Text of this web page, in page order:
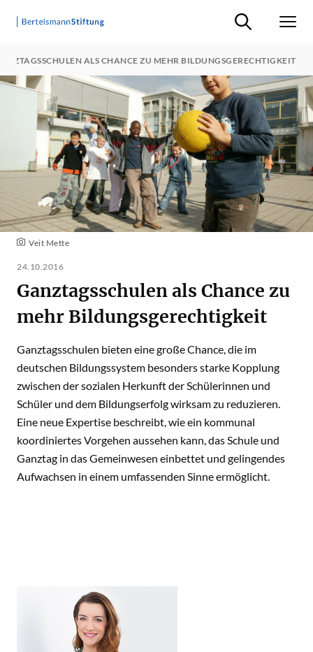
Suche ein-/
ALS CHANCE ZU MEHR BILDUNGSGERECHTIGKEIT
Veit Mette
24.10.2016
Ganztagsschulen als Chance zu
mehr Bildungsgerechtigkeit
Ganztagsschulen bieten eine große Chance, die im
deutschen Bildungssystem besonders starke Kopplung
zwischen der sozialen Herkunft der Schülerinnen und
Schüler und dem Bildungserfolg wirksam zu reduzieren.
Eine neue Expertise beschreibt, wie ein kommunal
koordiniertes Vorgehen aussehen kann, das Schule und
Ganztag in das Gemeinwesen einbettet und gelingendes
Aufwachsen in einem umfassenden Sinne ermöglicht.